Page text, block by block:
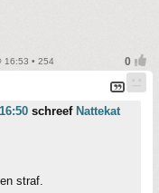
16:53 • 254
schreef Nattekat
straf.